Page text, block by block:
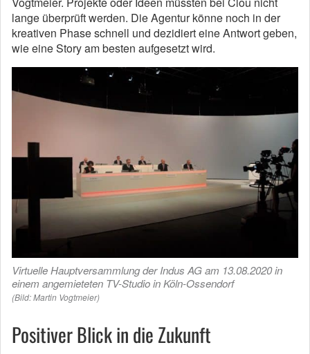
lange überprüft werden. Die Agentur könne noch in der
kreativen Phase schnell und dezidiert eine Antwort geben,
wie eine Story am besten aufgesetzt wird.
Virtuelle Hauptversammlung der Indus AG am 13.08.2020 in
einem angemieteten TV-Studio in Köln-Ossendorf
(Bild: Martin Vogtmeier)
Positiver Blick in die Zukunft